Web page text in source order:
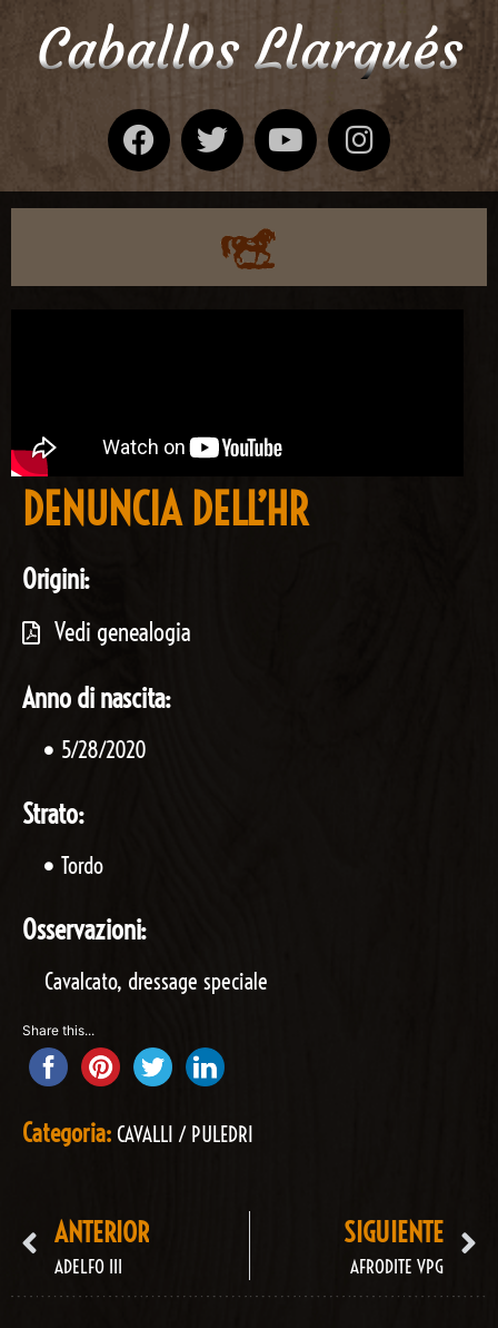
Caballos Llargués
DENUNCIA DELL’HR
Origini:
Vedi genealogia
Anno di nascita:
5/28/2020
Strato:
Tordo
Osservazioni:
Cavalcato, dressage speciale
Share this...
Categoria: CAVALLI / PULEDRI
ANTERIOR
ADELFO III
SIGUIENTE
AFRODITE VPG